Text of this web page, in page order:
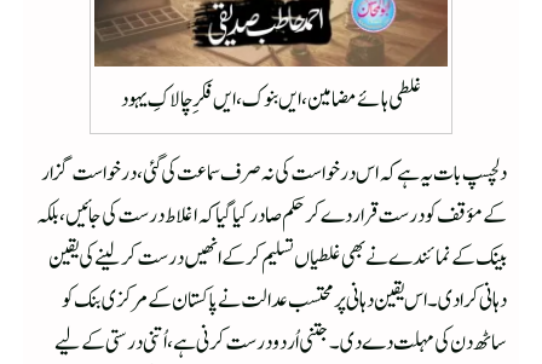
غلطی ہائے مضامین، ایں بنوک، ایں فکرِ چالاکِ یہود
دلچسپ بات یہ ہے کہ اس درخواست کی نہ صرف سماعت کی گئی، درخواست گزار
کے مؤقف کو درست قرار دے کر حکم صادر کیا گیاکہ اغلاط درست کی جائیں، بلکہ
بینک کے نمائندے نے بھی غلطیاں تسلیم کرکے انھیں درست کرلینے کی یقین
دہانی کرادی۔ اس یقین دہانی پر محتسب عدالت نے پاکستان کے مرکزی بنک کو
ساٹھ دن کی مہلت دے دی۔ جتنی اُردو درست کرنی ہے، اُتنی درستی کے لیے